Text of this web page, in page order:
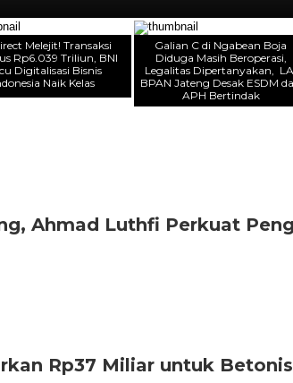
Melejit! Transaksi
Rp6.039 Triliun, BNI
Digitalisasi Bisnis
Naik Kelas
Galian C di Ngabean Boja
Diduga Masih Beroperasi,
Legalitas Dipertanyakan,
BPAN Jateng Desak ESDM
APH Bertindak
Ahmad Luthfi Perkuat
Rp37 Miliar untuk